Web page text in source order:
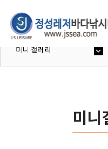
미니 갤러리
미니